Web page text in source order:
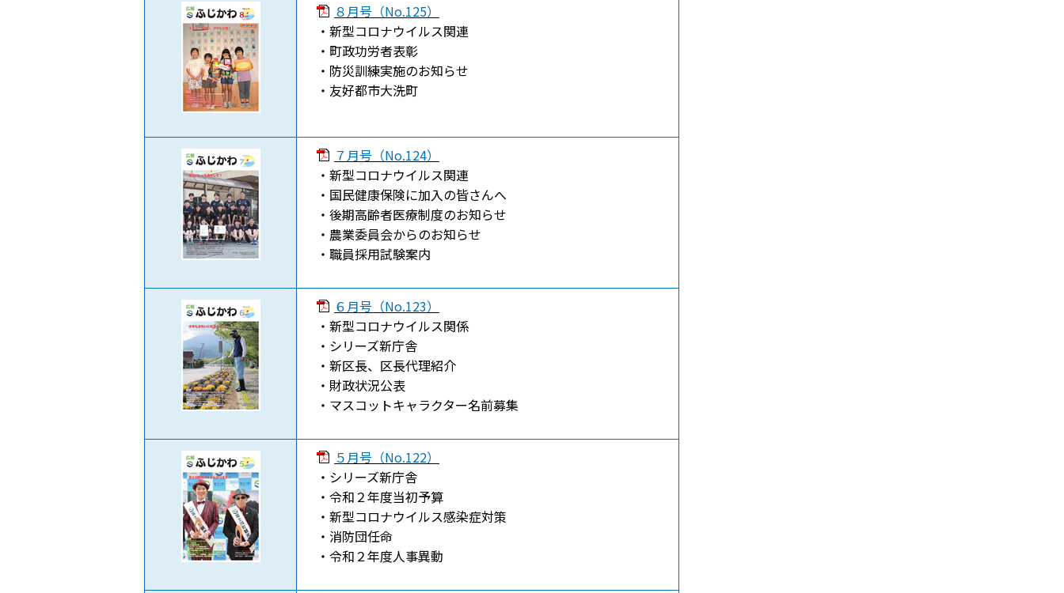
８月号（No.125）
・新型コロナウイルス関連
・町政功労者表彰
・防災訓練実施のお知らせ
・友好都市大洗町
７月号（No.124）
・新型コロナウイルス関連
・国民健康保険に加入の皆さんへ
・後期高齢者医療制度のお知らせ
・農業委員会からのお知らせ
・職員採用試験案内
６月号（No.123）
・新型コロナウイルス関係
・シリーズ新庁舎
・新区長、区長代理紹介
・財政状況公表
・マスコットキャラクター名前募集
５月号（No.122）
・シリーズ新庁舎
・令和２年度当初予算
・新型コロナウイルス感染症対策
・消防団任命
・令和２年度人事異動